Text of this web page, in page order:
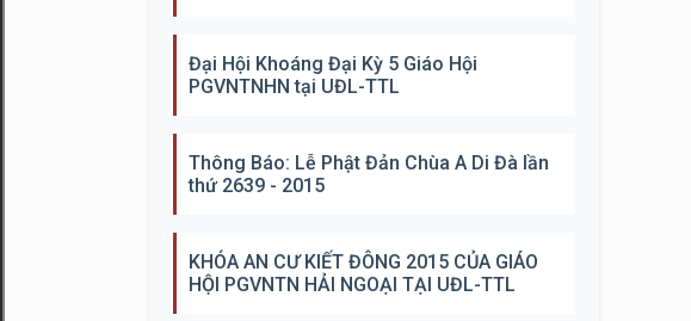
Đại Hội Khoáng Đại Kỳ 5 Giáo Hội
PGVNTNHN tại UĐL-TTL
Thông Báo: Lễ Phật Đản Chùa A Di Đà lần
thứ 2639 - 2015
KHÓA AN CƯ KIẾT ĐÔNG 2015 CỦA GIÁO
HỘI PGVNTN HẢI NGOẠI TẠI UĐL-TTL